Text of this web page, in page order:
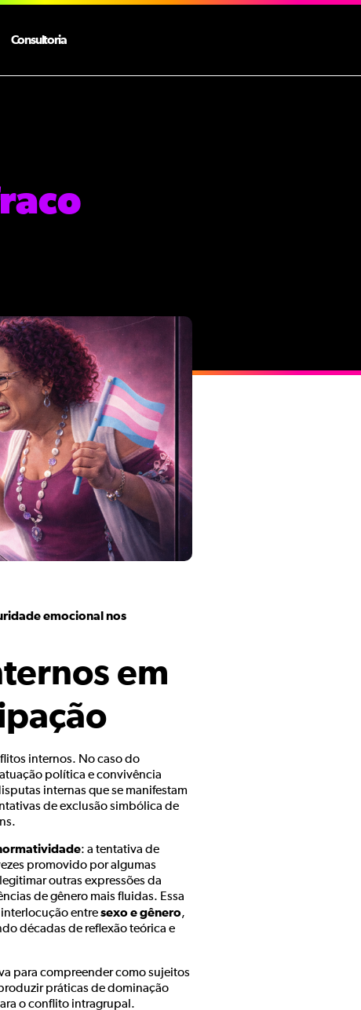
Consultoria
emocional nos
em
internos. No caso do
política e convivência
internas que se manifestam
de exclusão simbólica de
: a tentativa de
promovido por algumas
outras expressões da
de gênero mais fluidas. Essa
entresexo e gênero,
décadas de reflexão teórica e
para compreender como sujeitos
práticas de dominação
o conflito intragrupal.